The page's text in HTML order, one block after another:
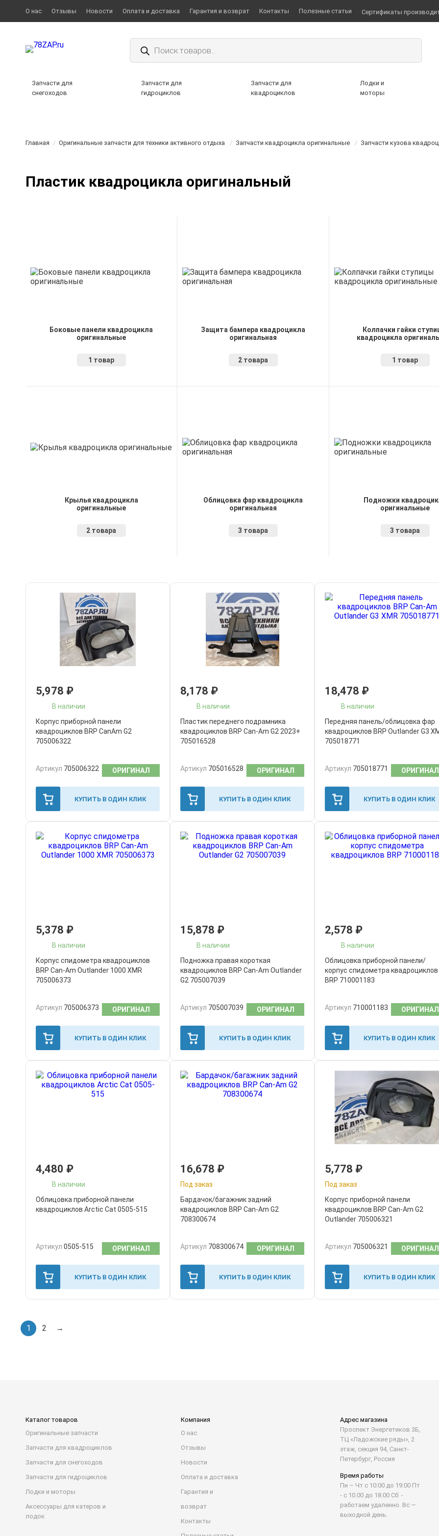
О нас Отзывы Новости Оплата и доставка Гарантия и возврат Контакты Полезные статьи Сертификаты
Поиск
товаров
Запчасти для
снегоходов
Запчасти для
гидроциклов
Запчасти для
квадроциклов
Лодки и
моторы
Главная / Оригинальные запчасти для техники активного отдыха / Запчасти квадроцикла оригинальные / Запчасти кузова
Пластик квадроцикла оригинальный
Боковые панели квадроцикла
оригинальные
1 товар
Защита бампера квадроцикла
оригинальная
2 товара
Колпачки гайки
квадроцикла
1 товар
Крылья квадроцикла
оригинальные
2 товара
Облицовка фар квадроцикла
оригинальная
3 товара
Подножки
оригинальные
3 товара
5,978 ₽
В наличии
Корпус приборной панели
квадроциклов BRP CanAm G2
705006322
Артикул 705006322 ОРИГИНАЛ
КУПИТЬ В ОДИН КЛИК
8,178 ₽
В наличии
Пластик переднего подрамника
квадроциклов BRP Can-Am G2 2023+
705016528
Артикул 705016528 ОРИГИНАЛ
КУПИТЬ В ОДИН КЛИК
18,478 ₽
В наличии
Передняя панель/облицовка фар
квадроциклов BRP Outlander G3
705018771
Артикул 705018771 ОРИГИНАЛ
КУПИТЬ В ОДИН КЛИК
5,378 ₽
В наличии
Корпус спидометра квадроциклов
BRP Can-Am Outlander 1000 XMR
705006373
Артикул 705006373 ОРИГИНАЛ
КУПИТЬ В ОДИН КЛИК
15,878 ₽
В наличии
Подножка правая короткая
квадроциклов BRP Can-Am Outlander
G2 705007039
Артикул 705007039 ОРИГИНАЛ
КУПИТЬ В ОДИН КЛИК
2,578 ₽
В наличии
Облицовка приборной панели/
корпус спидометра квадроциклов
BRP 710001183
Артикул 710001183 ОРИГИНАЛ
КУПИТЬ В ОДИН КЛИК
4,480 ₽
В наличии
Облицовка приборной панели
квадроциклов Arctic Cat 0505-515
Артикул 0505-515 ОРИГИНАЛ
КУПИТЬ В ОДИН КЛИК
16,678 ₽
Под заказ
Бардачок/багажник задний
квадроциклов BRP Can-Am G2
708300674
Артикул 708300674 ОРИГИНАЛ
КУПИТЬ В ОДИН КЛИК
5,778 ₽
Под заказ
Корпус приборной панели
квадроциклов BRP Can-Am G2
Outlander 705006321
Артикул 705006321 ОРИГИНАЛ
КУПИТЬ В ОДИН КЛИК
1 2 →
Каталог товаров
Оригинальные запчасти
Запчасти для квадроциклов
Запчасти для снегоходов
Запчасти для гидроциклов
Лодки и моторы
Аксессуары для катеров и
лодок
Компания
О нас
Отзывы
Новости
Оплата и доставка
Гарантия и
возврат
Контакты
Адрес магазина
Проспект Энергетиков 3Б,
ТЦ «Ладожские ряды», 2
этаж, секция 94, Санкт-
Петербург, Россия
Время работы
Пн – Чт с 10:00 до 19:00 Пт
- с 10.00 до 18.00 Сб -
работаем удаленно. Вс —
выходной день.